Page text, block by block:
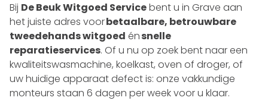
Bij De Beuk Witgoed Servicebent u in Grave aan
het juiste adres voorbetaalbare, betrouwbare
tweedehands witgoed énsnelle
reparatieservices. Of u nu op zoek bent naar een
kwaliteits­wasmachine, koelkast, oven of droger, of
uw huidige apparaat defect is: onze vakkundige
monteurs staan 6 dagen per week voor u klaar.